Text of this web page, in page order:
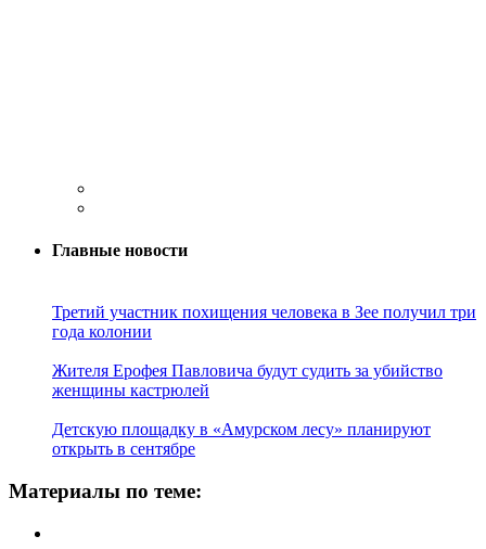
Главные новости
Третий участник похищения человека в Зее получил три
года колонии
Жителя Ерофея Павловича будут судить за убийство
женщины кастрюлей
Детскую площадку в «Амурском лесу» планируют
открыть в сентябре
Материалы по теме: